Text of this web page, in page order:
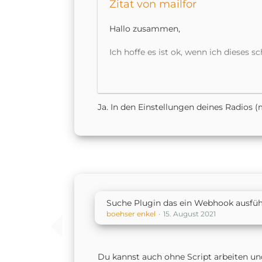
Zitat von mailfor
Hallo zusammen,
Ich hoffe es ist ok, wenn ich dieses
Variante als auch mit der
Nach einer gewissen Zeit (ein paar
curl -X GEThttp://10.11.11.171/fsapi/
Ja. In den Einstellungen deines Radios
Suche Plugin das ein Webhook
boehser enkel 15. August 2021
Du kannst auch ohne Script arbeiten